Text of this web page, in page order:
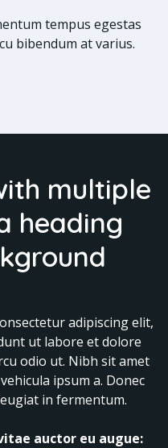
tempus egestas
bibendum at varius.
multiple
heading
adipiscing elit,
ut labore et dolore
odio ut. Nibh sit amet
ipsum a. Donec
in fermentum.
auctor eu augue: